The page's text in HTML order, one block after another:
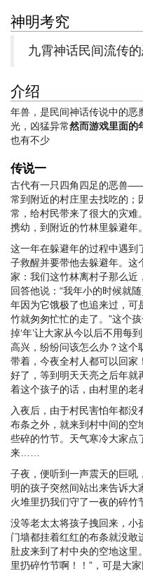
神明考究
九霄神话民间流传
介绍
年兽，是民间神话传说中的恶
光，凶猛异常然而游戏里面的
也有不少
传说一
古代有一只四角四足的恶兽
常到附近的村庄里去找吃的；
常，给村民带来了很大的灾难
携幼，到附近的竹林里躲避年。
这一年在躲避年的过程中遇到
子救醒并要带他去躲避年。这
家：我们这竹林离村子那么近
回答他说：“我年小的时候就
年因为它饿极了也追来过，可
竹就匆匆忙忙的走了。”这个
掉‘年’让大家从今以后不用每
高兴，纷纷问该怎么办？这个
带着，今夜全村人都可以回家
好了，等到明天天亮之后年就
着这个孩子的话，由村里的老
入夜后，由于村民害怕年都
布条之外，就来到村中间的空
些碎的竹节。天气寒冷大家点
来……
子夜，便听到一声震天的巨吼
明的孩子突然间站出来告诉大
火堆里扔我们守了一夜的碎竹
没等老太太将孩子拽回来，小
门墙都挂着红红的布条就没敢
肚皮来到了村中央的空地这里
里扔碎竹节啊！！”，可是大